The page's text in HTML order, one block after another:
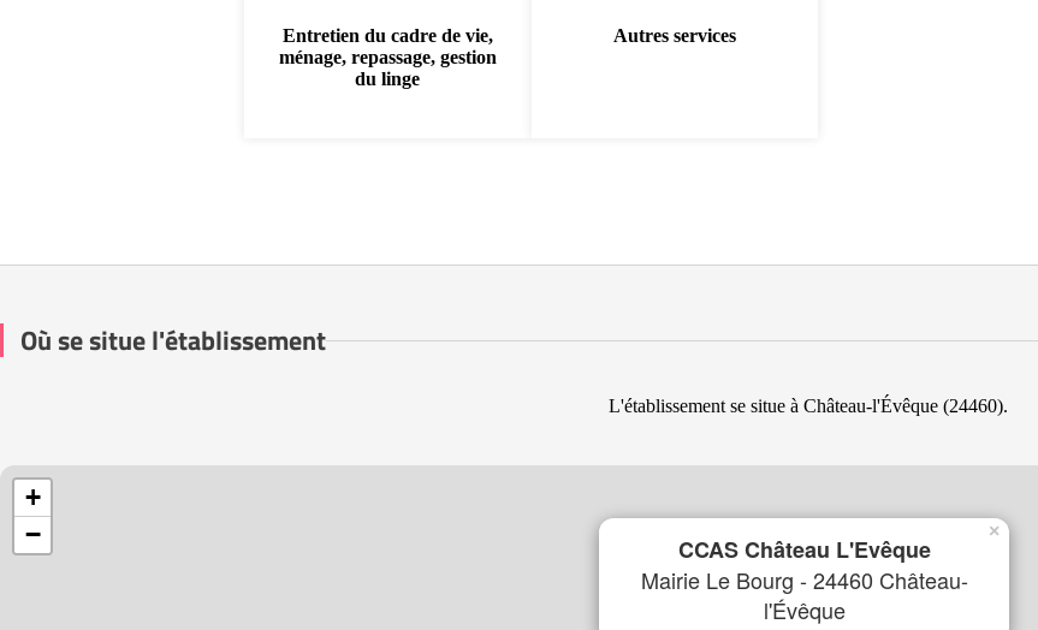
Entretien du cadre de vie,
ménage, repassage, gestion
du linge
Autres services
Où se situe l'établissement
L'établissement se situe à Château-l'Évêque (24460).
CCAS Château L'Evêque
Mairie Le Bourg - 24460 Château-
l'Évêque
×
+
−